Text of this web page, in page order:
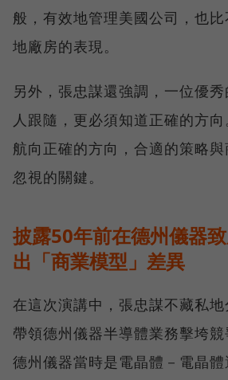
般，有效地管理美國公司，也
地廠房的表現。
另外，張忠謀還強調，一位優
人跟隨，更必須知道正確的方
航向正確的方向，合適的策略
忽視的關鍵。
披露50年前在德州儀器
出「商業模型」差異
在這次演講中，張忠謀不藏私地
帶領德州儀器半導體業務擊垮競
德州儀器當時是電晶體－電晶